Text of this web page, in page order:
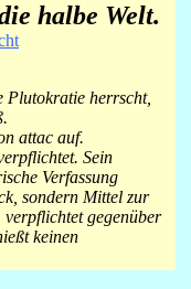
halbe Welt.
Plutokratie herrscht,
attac auf.
Sein
Verfassung
sondern Mittel zur
gegenüber
keinen